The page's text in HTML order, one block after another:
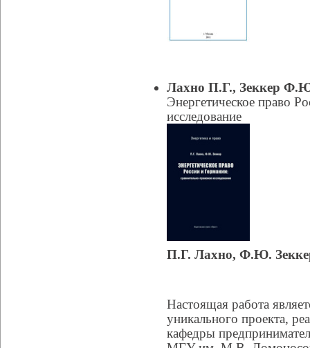
Лахно П.Г., Зеккер
Энергетическое право
исследование
П.Г. Лахно, Ф.Ю.
Настоящая работа
уникального проекта,
кафедры